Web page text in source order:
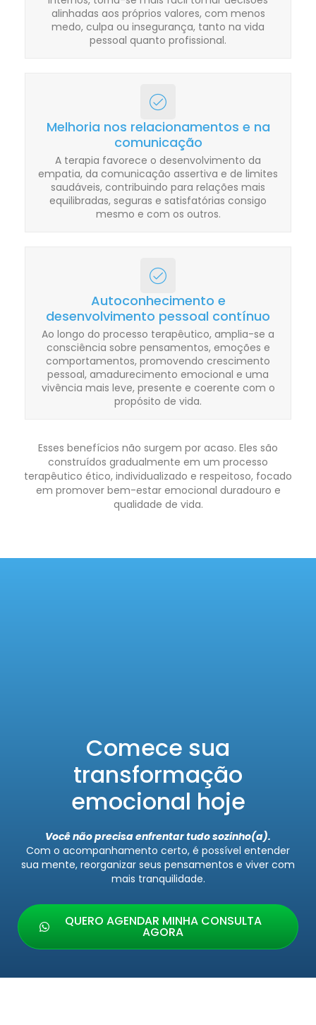
alinhadas aos próprios valores, com menos
medo, culpa ou insegurança, tanto na vida
pessoal quanto profissional.
Melhoria nos relacionamentos e na
comunicação
A terapia favorece o desenvolvimento da
empatia, da comunicação assertiva e de limites
saudáveis, contribuindo para relações mais
equilibradas, seguras e satisfatórias consigo
mesmo e com os outros.
Autoconhecimento e
desenvolvimento pessoal contínuo
Ao longo do processo terapêutico, amplia-se a
consciência sobre pensamentos, emoções e
comportamentos, promovendo crescimento
pessoal, amadurecimento emocional e uma
vivência mais leve, presente e coerente com o
propósito de vida.
Esses benefícios não surgem por acaso. Eles são
construídos gradualmente em um processo
terapêutico ético, individualizado e respeitoso, focado
em promover bem-estar emocional duradouro e
qualidade de vida.
Comece sua
transformação
emocional hoje
Você não precisa enfrentar tudo sozinho(a).
Com o acompanhamento certo, é possível entender
sua mente, reorganizar seus pensamentos e viver com
mais tranquilidade.
QUERO AGENDAR MINHA CONSULTA
AGORA